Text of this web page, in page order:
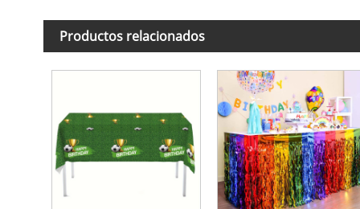
Productos relacionados